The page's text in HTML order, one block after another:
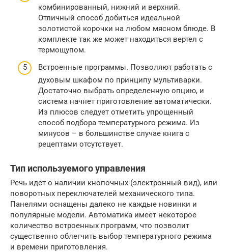
комбинированный, нижний и верхний.
Отличный способ добиться идеальной
золотистой корочки на любом мясном блюде. В
комплекте так же может находиться вертел с
термощупом.
Встроенные программы. Позволяют работать с
духовым шкафом по принципу мультиварки.
Достаточно выбрать определенную опцию, и
система начнет приготовление автоматически.
Из плюсов следует отметить упрощенный
способ подбора температурного режима. Из
минусов – в большинстве случае книга с
рецептами отсутствует.
Тип используемого управления
Речь идет о наличии кнопочных (электронный вид), или
поворотных переключателей механического типа.
Панелями оснащены далеко не каждые новинки и
популярные модели. Автоматика имеет некоторое
количество встроенных программ, что позволит
существенно облегчить выбор температурного режима
и времени приготовления.